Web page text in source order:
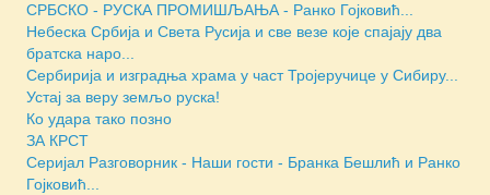
СРБСКО - РУСКА ПРОМИШЉАЊА - Ранко Гојковић...
Небеска Србија и Света Русија и све везе које спајају два
братска наро...
Сербирија и изградња храма у част Тројеручице у Сибиру...
Устај за веру земљо руска!
Ко удара тако позно
ЗА КРСТ
Серијал Разговорник - Наши гости - Бранка Бешлић и Ранко
Гојковић...